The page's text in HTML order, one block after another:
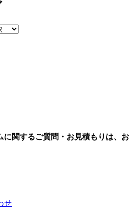
に関するご質問・お見積もりは、 お
せ